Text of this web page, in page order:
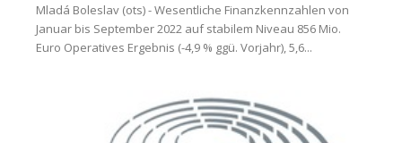
Mladá Boleslav (ots) - Wesentliche Finanzkennzahlen von
Januar bis September 2022 auf stabilem Niveau 856 Mio.
Euro Operatives Ergebnis (-4,9 % ggü. Vorjahr), 5,6...